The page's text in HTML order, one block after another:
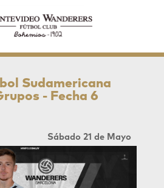
Sudamericana
- Fecha 6
Sábado 21 de Mayo